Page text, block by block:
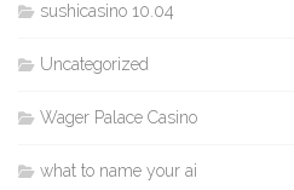
sushicasino 10.04
Uncategorized
Wager Palace Casino
what to name your ai